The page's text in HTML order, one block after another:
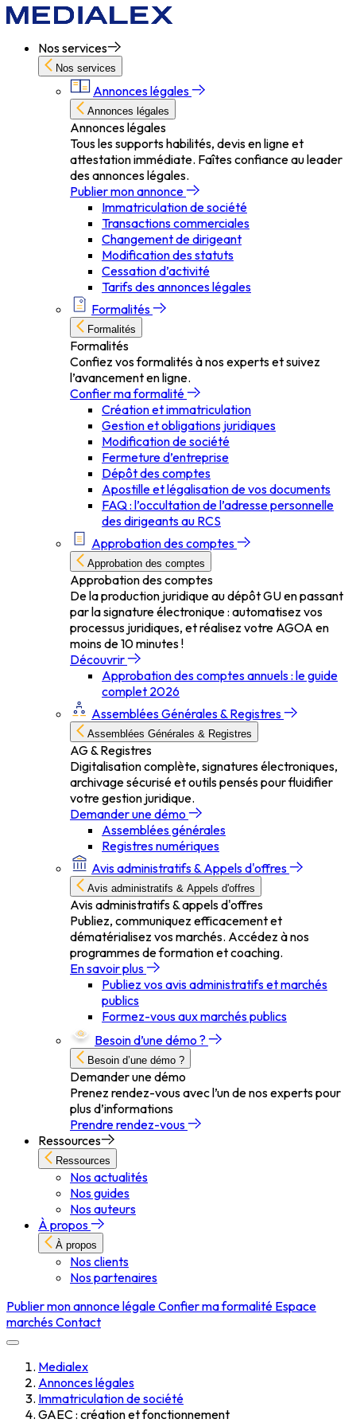
Nos services
Nos services
Annonces légales
Annonces légales
Annonces légales
Tous les supports habilités, devis en ligne et
attestation immédiate. Faîtes confiance au leader
des annonces légales.
Publier mon annonce
Immatriculation de société
Transactions commerciales
Changement de dirigeant
Modification des statuts
Cessation d’activité
Tarifs des annonces légales
Formalités
Formalités
Formalités
Confiez vos formalités à nos experts et suivez
l’avancement en ligne.
Confier ma formalité
Création et immatriculation
Gestion et obligations juridiques
Modification de société
Fermeture d’entreprise
Dépôt des comptes
Apostille et légalisation de vos documents
FAQ : l’occultation de l’adresse personnelle
des dirigeants au RCS
Approbation des comptes
Approbation des comptes
Approbation des comptes
De la production juridique au dépôt GU en passant
par la signature électronique : automatisez vos
processus juridiques, et réalisez votre AGOA en
moins de 10 minutes !
Découvrir
Approbation des comptes annuels : le guide
complet 2026
Assemblées Générales & Registres
Assemblées Générales & Registres
AG & Registres
Digitalisation complète, signatures électroniques,
archivage sécurisé et outils pensés pour fluidifier
votre gestion juridique.
Demander une démo
Assemblées générales
Registres numériques
Avis administratifs & Appels d'offres
Avis administratifs & Appels d'offres
Avis administratifs & appels d'offres
Publiez, communiquez efficacement et
dématérialisez vos marchés. Accédez à nos
programmes de formation et coaching.
En savoir plus
Publiez vos avis administratifs et marchés
publics
Formez-vous aux marchés publics
Besoin d’une démo ?
Besoin d’une démo ?
Demander une démo
Prenez rendez-vous avec l’un de nos experts pour
plus d’informations
Prendre rendez-vous
Ressources
Ressources
Nos actualités
Nos guides
Nos auteurs
À propos
À propos
Nos clients
Nos partenaires
Publier mon annonce légaleConfier ma formalité Espace
marchésContact
Medialex
Annonces légales
Immatriculation de société
GAEC : création et fonctionnement